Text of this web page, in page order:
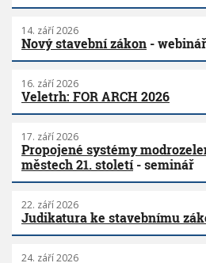
14. září 2026
Nový stavební zákon - webinář
16. září 2026
Veletrh: FOR ARCH 2026
17. září 2026
Propojené systémy
městech 21. století- seminář
22. září 2026
Judikatura ke stavebnímu
24. září 2026